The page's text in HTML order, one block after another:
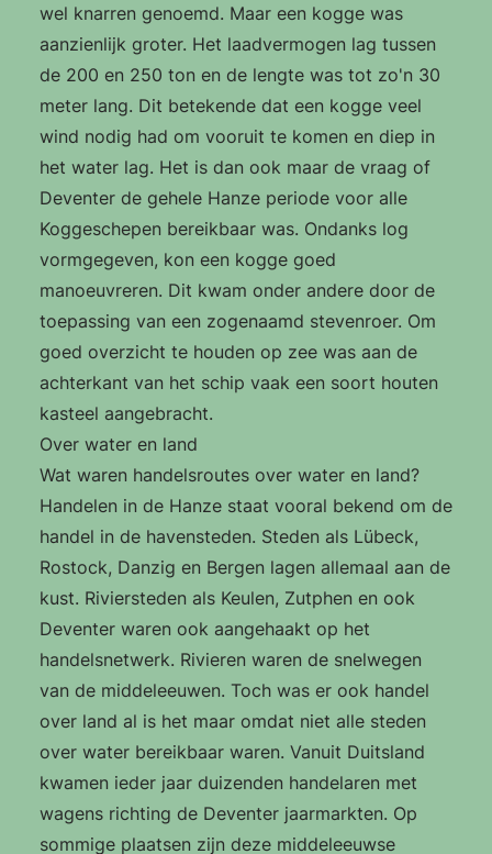
wel knarren genoemd. Maar een kogge was
aanzienlijk groter. Het laadvermogen lag tussen
de 200 en 250 ton en de lengte was tot zo'n 30
meter lang. Dit betekende dat een kogge veel
wind nodig had om vooruit te komen en diep in
het water lag. Het is dan ook maar de vraag of
Deventer de gehele Hanze periode voor alle
Koggeschepen bereikbaar was. Ondanks log
vormgegeven, kon een kogge goed
manoeuvreren. Dit kwam onder andere door de
toepassing van een zogenaamd stevenroer. Om
goed overzicht te houden op zee was aan de
achterkant van het schip vaak een soort houten
kasteel aangebracht.
Over water en land
Wat waren handelsroutes over water en land?
Handelen in de Hanze staat vooral bekend om de
handel in de havensteden. Steden als Lübeck,
Rostock, Danzig en Bergen lagen allemaal aan de
kust. Riviersteden als Keulen, Zutphen en ook
Deventer waren ook aangehaakt op het
handelsnetwerk. Rivieren waren de snelwegen
van de middeleeuwen. Toch was er ook handel
over land al is het maar omdat niet alle steden
over water bereikbaar waren. Vanuit Duitsland
kwamen ieder jaar duizenden handelaren met
wagens richting de Deventer jaarmarkten. Op
sommige plaatsen zijn deze middeleeuwse